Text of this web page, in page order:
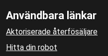
Användbara länkar
Aktoriserade återfösäljare
Hitta din robot